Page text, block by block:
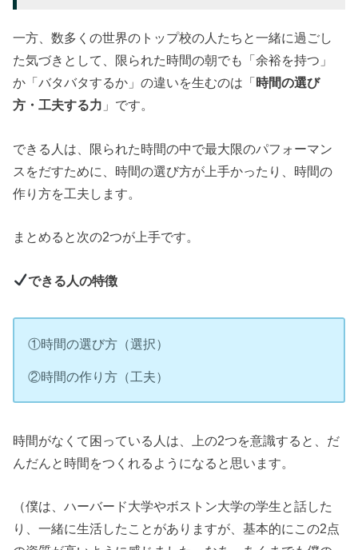
一方、数多くの世界のトップ校の人たちと一緒に過ごし
た気づきとして、限られた時間の朝でも「余裕を持つ」
か「バタバタするか」の違いを生むのは「 時間の選び
方・工夫する力 」です。
できる人は、限られた時間の中で最大限のパフォーマン
スをだすために、時間の選び方が上手かったり、時間の
作り方を工夫します。
まとめると次の2つが上手です。
できる人の特徴
①時間の選び方（選択）
②時間の作り方（工夫）
時間がなくて困っている人は、上の2つを意識すると、だ
んだんと時間をつくれるようになると思います。
（僕は、ハーバード大学やボストン大学の学生と話した
り、一緒に生活したことがありますが、基本的にこの2点